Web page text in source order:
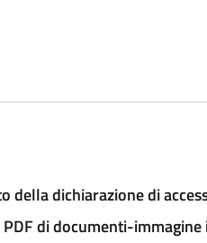
della dichiarazione di
di documenti-immagine